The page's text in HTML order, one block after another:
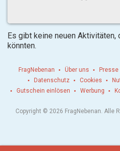
Es gibt keine neuen
könnten.
FragNebenan Über uns Presse
Datenschutz
Cookies
Gutschein einlösen
Werbung
Copyright © 2026 FragNebenan. Alle